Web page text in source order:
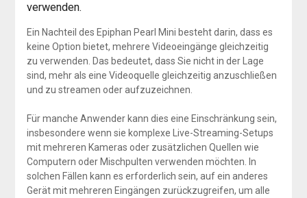
verwenden.
Ein Nachteil des Epiphan Pearl Mini besteht darin, dass es
keine Option bietet, mehrere Videoeingänge gleichzeitig
zu verwenden. Das bedeutet, dass Sie nicht in der Lage
sind, mehr als eine Videoquelle gleichzeitig anzuschließen
und zu streamen oder aufzuzeichnen.
Für manche Anwender kann dies eine Einschränkung sein,
insbesondere wenn sie komplexe Live-Streaming-Setups
mit mehreren Kameras oder zusätzlichen Quellen wie
Computern oder Mischpulten verwenden möchten. In
solchen Fällen kann es erforderlich sein, auf ein anderes
Gerät mit mehreren Eingängen zurückzugreifen, um alle